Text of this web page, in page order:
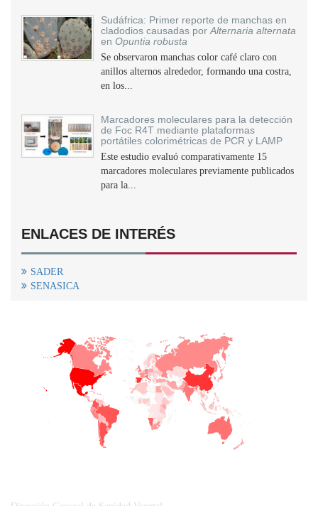
Sudáfrica: Primer reporte de manchas en
cladodios causadas por Alternaria alternata
en Opuntia robusta
Se observaron manchas color café claro con
anillos alternos alrededor, formando una costra,
en los...
Marcadores moleculares para la detección
de Foc R4T mediante plataformas
portátiles colorimétricas de PCR y LAMP
Este estudio evaluó comparativamente 15
marcadores moleculares previamente publicados
para la...
ENLACES DE INTERÉS
SADER
SENASICA